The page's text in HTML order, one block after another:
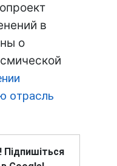
в
о
отрасль
Підпишіться